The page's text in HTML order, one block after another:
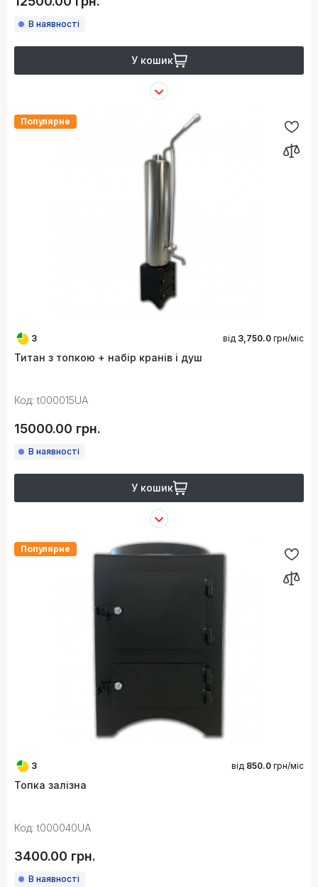
В наявності
У кошик
Популярне
3 від 3,750.0 грн/міс
Титан з топкою + набір кранів і душ
Код: t000015UA
15000.00 грн.
В наявності
У кошик
Популярне
3 від 850.0 грн/міс
Топка залізна
Код: t000040UA
3400.00 грн.
В наявності